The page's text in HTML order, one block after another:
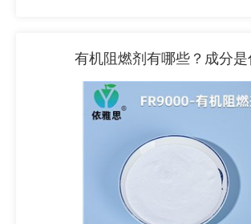
有机阻燃剂有哪些？成分